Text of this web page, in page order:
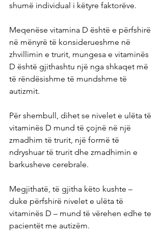
shumë individual i këtyre faktorëve.
Meqenëse vitamina D është e përfshirë
në mënyrë të konsiderueshme në
zhvillimin e trurit, mungesa e vitaminës
D është gjithashtu një nga shkaqet më
të rëndësishme të mundshme të
autizmit.
Për shembull, dihet se nivelet e ulëta të
vitaminës D mund të çojnë në një
zmadhim të trurit, një formë të
ndryshuar të trurit dhe zmadhimin e
barkusheve cerebrale.
Megjithatë, të gjitha këto kushte –
duke përfshirë nivelet e ulëta të
vitaminës D – mund të vërehen edhe te
pacientët me autizëm.